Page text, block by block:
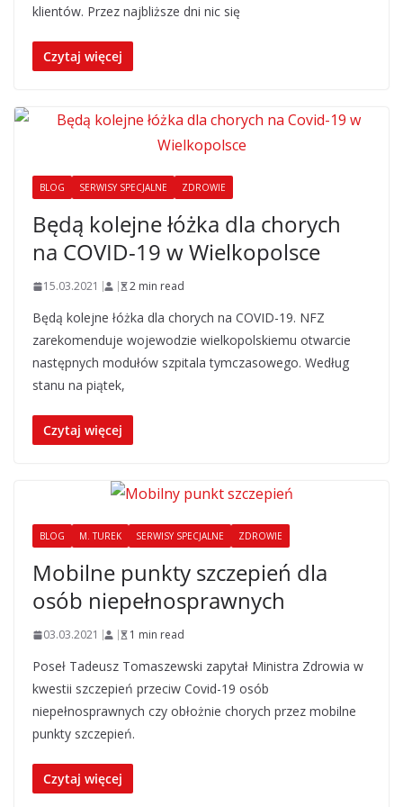
klientów. Przez najbliższe dni nic się
Czytaj więcej
BLOG SERWISY SPECJALNE ZDROWIE
Będą kolejne łóżka dla chorych
na COVID-19 w Wielkopolsce
15.03.2021 2 min read
Będą kolejne łóżka dla chorych na COVID-19. NFZ
zarekomenduje wojewodzie wielkopolskiemu otwarcie
następnych modułów szpitala tymczasowego. Według
stanu na piątek,
Czytaj więcej
BLOG M. TUREK SERWISY SPECJALNE ZDROWIE
Mobilne punkty szczepień dla
osób niepełnosprawnych
03.03.2021 1 min read
Poseł Tadeusz Tomaszewski zapytał Ministra Zdrowia w
kwestii szczepień przeciw Covid-19 osób
niepełnosprawnych czy obłożnie chorych przez mobilne
punkty szczepień.
Czytaj więcej